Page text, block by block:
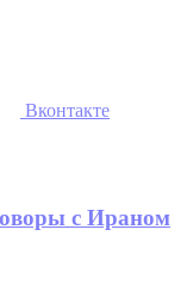
Вконтакте
с Ираном